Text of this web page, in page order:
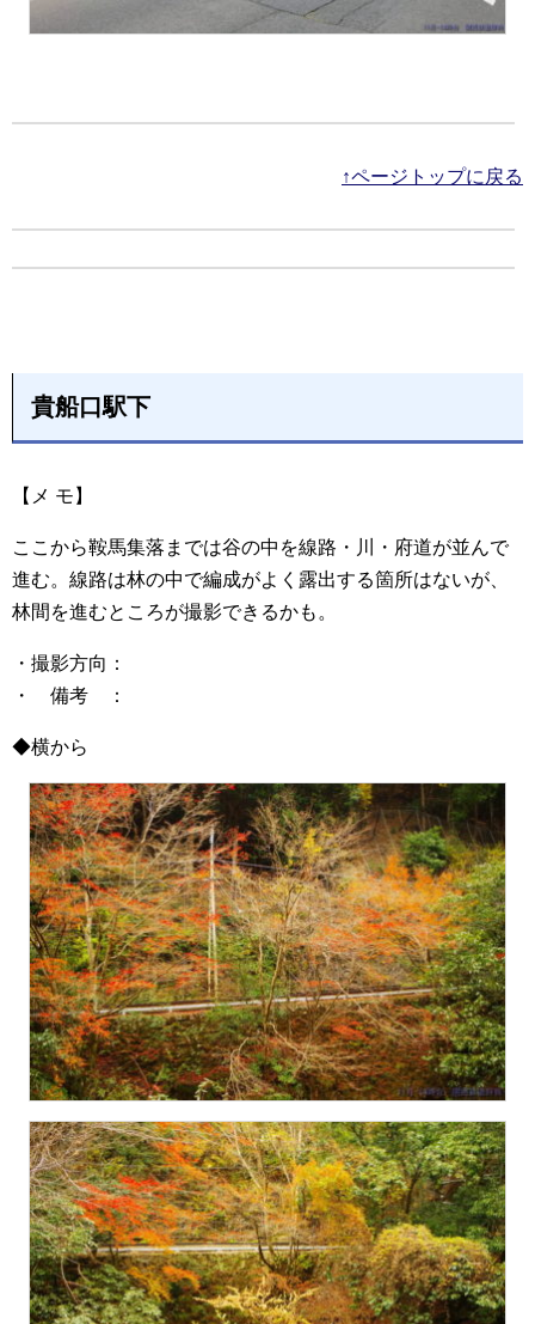
↑ページトップに戻る
貴船口駅下
【メ モ】
ここから鞍馬集落までは谷の中を線路・川・府道が並んで
進む。線路は林の中で編成がよく露出する箇所はないが、
林間を進むところが撮影できるかも。
・撮影方向：
・ 備考 ：
◆横から